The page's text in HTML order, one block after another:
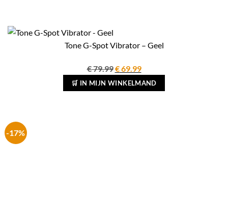
Tone G-Spot Vibrator – Geel
€79.99Oorspronkelijke
prijs
was:
€69.99Huidige
prijs
is:
🛒 IN MIJN WINKELMAND
-17%